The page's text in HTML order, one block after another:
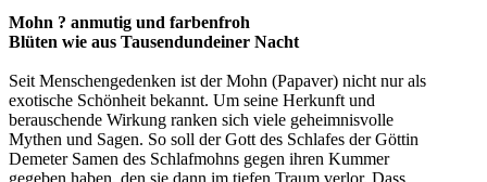
Mohn ? anmutig und farbenfroh
Blüten wie aus Tausendundeiner Nacht
Seit Menschengedenken ist der Mohn (Papaver) nicht nur als
exotische Schönheit bekannt. Um seine Herkunft und
berauschende Wirkung ranken sich viele geheimnisvolle
Mythen und Sagen. So soll der Gott des Schlafes der Göttin
Demeter Samen des Schlafmohns gegen ihren Kummer
gegeben haben, den sie dann im tiefen Traum verlor. Dass